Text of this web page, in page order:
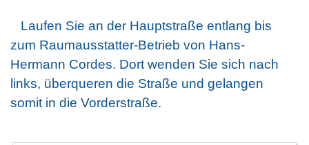
Laufen Sie an der Hauptstraße entlang bis
zum Raumausstatter-Betrieb von Hans-
Hermann Cordes. Dort wenden Sie sich nach
links, überqueren die Straße und gelangen
somit in die Vorderstraße.